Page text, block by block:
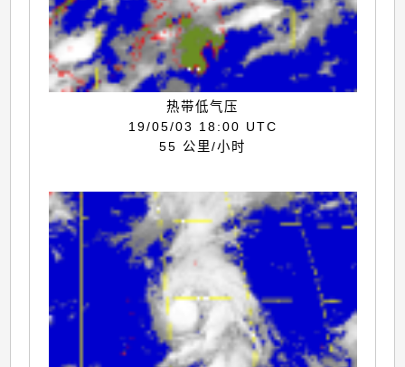
热带低气压
19/05/03 18:00 UTC
55 公里/小时